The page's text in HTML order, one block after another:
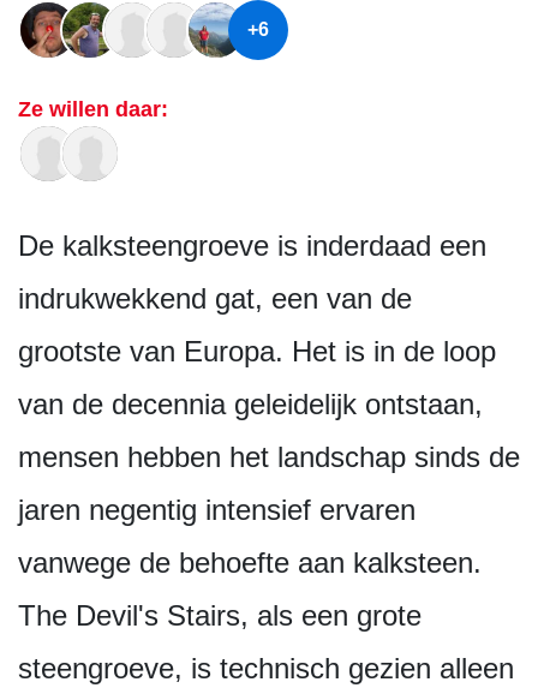
+6
Ze willen daar:
De kalksteengroeve is inderdaad een
indrukwekkend gat, een van de
grootste van Europa. Het is in de loop
van de decennia geleidelijk ontstaan,
mensen hebben het landschap sinds de
jaren negentig intensief ervaren
vanwege de behoefte aan kalksteen.
The Devil's Stairs, als een grote
steengroeve, is technisch gezien alleen